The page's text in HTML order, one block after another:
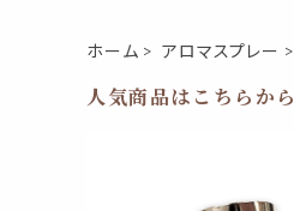
ホーム アロマスプレー
人気商品はこちらから